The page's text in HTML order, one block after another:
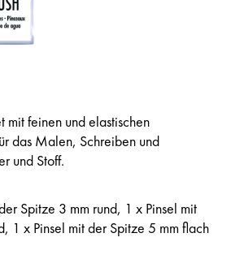
mit feinen und elastischen
das Malen, Schreiben und
und Stoff.
Spitze 3 mm rund, 1 x Pinsel mit
1 x Pinsel mit der Spitze 5 mm flach